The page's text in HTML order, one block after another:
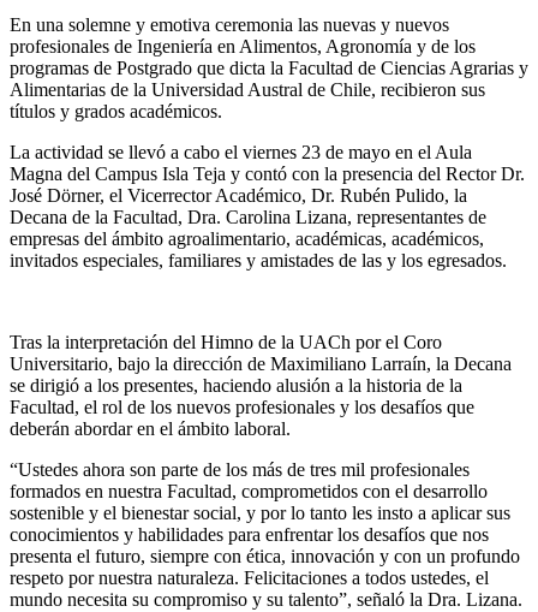
En una solemne y emotiva ceremonia las nuevas y nuevos
profesionales de Ingeniería en Alimentos, Agronomía y de los
programas de Postgrado que dicta la Facultad de Ciencias Agrarias y
Alimentarias de la Universidad Austral de Chile, recibieron sus
títulos y grados académicos.
La actividad se llevó a cabo el viernes 23 de mayo en el Aula
Magna del Campus Isla Teja y contó con la presencia del Rector Dr.
José Dörner, el Vicerrector Académico, Dr. Rubén Pulido, la
Decana de la Facultad, Dra. Carolina Lizana, representantes de
empresas del ámbito agroalimentario, académicas, académicos,
invitados especiales, familiares y amistades de las y los egresados.
Tras la interpretación del Himno de la UACh por el Coro
Universitario, bajo la dirección de Maximiliano Larraín, la Decana
se dirigió a los presentes, haciendo alusión a la historia de la
Facultad, el rol de los nuevos profesionales y los desafíos que
deberán abordar en el ámbito laboral.
“Ustedes ahora son parte de los más de tres mil profesionales
formados en nuestra Facultad, comprometidos con el desarrollo
sostenible y el bienestar social, y por lo tanto les insto a aplicar sus
conocimientos y habilidades para enfrentar los desafíos que nos
presenta el futuro, siempre con ética, innovación y con un profundo
respeto por nuestra naturaleza. Felicitaciones a todos ustedes, el
mundo necesita su compromiso y su talento”, señaló la Dra. Lizana.